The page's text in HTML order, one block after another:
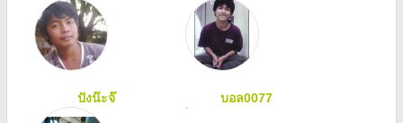
ปังน๊ะจ๊ บอล0077